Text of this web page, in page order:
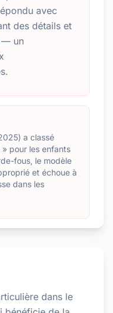
avec
des détails et
— un
a classé
» pour les enfants
fous, le modèle
et échoue à
dans les
dans le